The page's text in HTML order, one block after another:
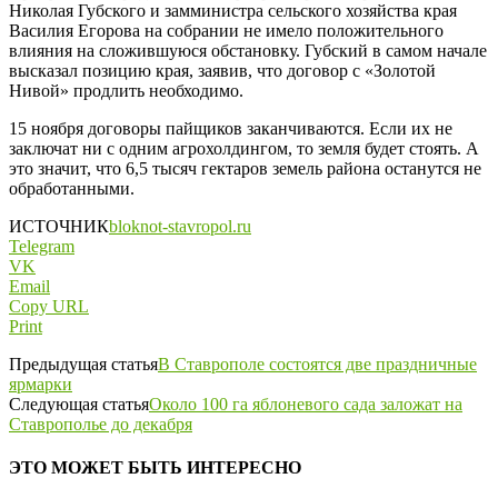
Николая Губского и замминистра сельского хозяйства края
Василия Егорова на собрании не имело положительного
влияния на сложившуюся обстановку. Губский в самом начале
высказал позицию края, заявив, что договор с «Золотой
Нивой» продлить необходимо.
15 ноября договоры пайщиков заканчиваются. Если их не
заключат ни с одним агрохолдингом, то земля будет стоять. А
это значит, что 6,5 тысяч гектаров земель района останутся не
обработанными.
ИСТОЧНИКbloknot-stavropol.ru
Telegram
VK
Email
Copy URL
Print
Предыдущая статьяВ Ставрополе состоятся две праздничные
ярмарки
Следующая статьяОколо 100 га яблоневого сада заложат на
Ставрополье до декабря
ЭТО МОЖЕТ БЫТЬ ИНТЕРЕСНО